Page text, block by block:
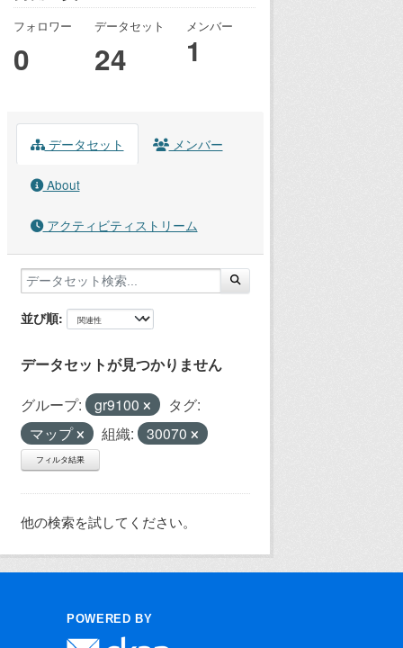
フォロワー
0
データセット
24
メンバー
1
データセット メンバー
About
アクティビティストリーム
並び順
データセットが見つかりません
グループ: gr9100
タグ:
マップ
組織: 30070
フィルタ結果
他の検索を試してください。
POWERED BY